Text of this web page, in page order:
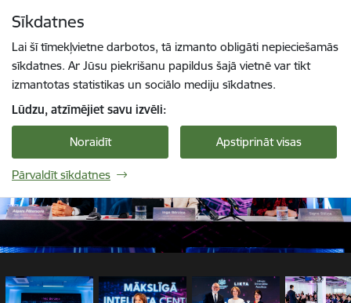
Sīkdatnes
Lai šī tīmekļvietne darbotos, tā izmanto obligāti nepieciešamās
sīkdatnes. Ar Jūsu piekrišanu papildus šajā vietnē var tikt
izmantotas statistikas un sociālo mediju sīkdatnes.
Lūdzu, atzīmējiet savu izvēli:
Noraidīt Apstiprināt visas
Pārvaldīt sīkdatnes
1 / 8